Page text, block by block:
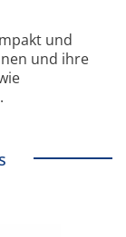
und
und ihre